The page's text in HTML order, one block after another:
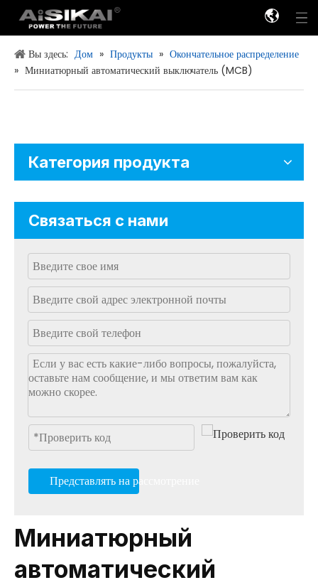
Вы здесь: Дом » Продукты » Окончательное распределение
» Миниатюрный автоматический выключатель (MCB)
Категория продукта
Связаться с нами
Представлять на рассмотрение
Миниатюрный
автоматический